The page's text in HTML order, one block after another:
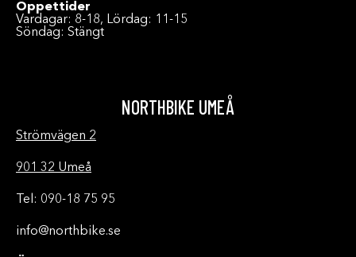
Öppettider
Vardagar: 8-18, Lördag: 11-15
Söndag: Stängt
NORTHBIKE UMEÅ
Strömvägen 2
901 32 Umeå
Tel: 090-18 75 95
info@northbike.se